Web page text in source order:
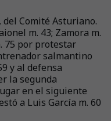
Comité Asturiano.
m. 43; Zamora m.
75 por protestar
salmantino
y al defensa
la segunda
en el siguiente
a Luis García m. 60